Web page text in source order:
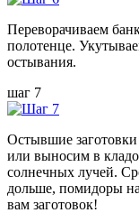
Переворачиваем
полотенце.
остывания.
шаг 7
Остывшие
или выносим в
солнечных лучей.
дольше, помидоры
вам заготовок!